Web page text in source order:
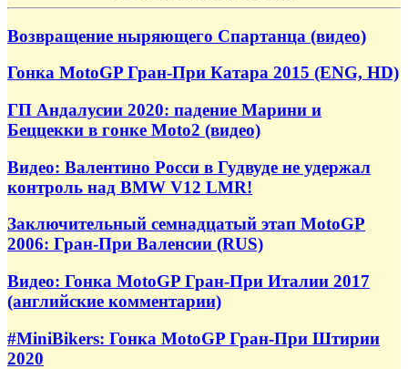
Возвращение ныряющего Спартанца (видео)
Гонка MotoGP Гран-При Катара 2015 (ENG, HD)
ГП Андалусии 2020: падение Марини и
Беццекки в гонке Moto2 (видео)
Видео: Валентино Росси в Гудвуде не удержал
контроль над BMW V12 LMR!
Заключительный семнадцатый этап MotoGP
2006: Гран-При Валенсии (RUS)
Видео: Гонка MotoGP Гран-При Италии 2017
(английские комментарии)
#MiniBikers: Гонка MotoGP Гран-При Штирии
2020